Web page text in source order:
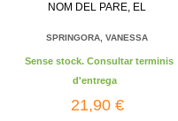
NOM DEL PARE, EL
SPRINGORA, VANESSA
Sense stock. Consultar terminis
d'entrega
21,90 €